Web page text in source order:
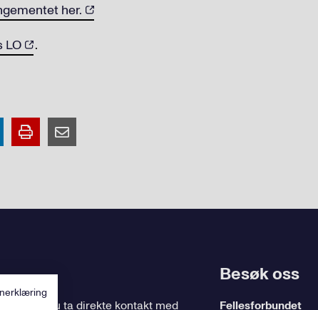
her.
LO
.
, kan du ta direkte kontakt med
Besøk oss
Fellesforbundet